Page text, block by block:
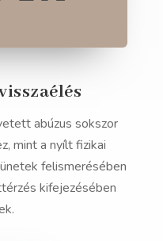
abúzus sokszor
mint a nyílt fizikai
felismerésében
kifejezésében